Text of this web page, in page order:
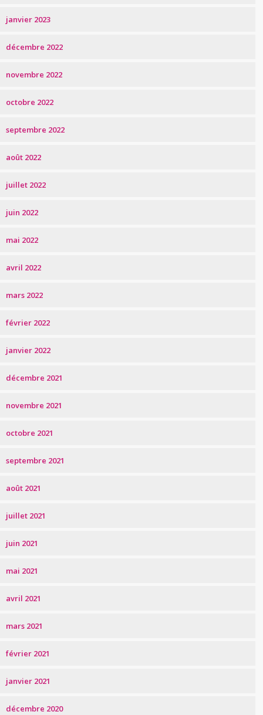
janvier 2023
décembre 2022
novembre 2022
octobre 2022
septembre 2022
août 2022
juillet 2022
juin 2022
mai 2022
avril 2022
mars 2022
février 2022
janvier 2022
décembre 2021
novembre 2021
octobre 2021
septembre 2021
août 2021
juillet 2021
juin 2021
mai 2021
avril 2021
mars 2021
février 2021
janvier 2021
décembre 2020